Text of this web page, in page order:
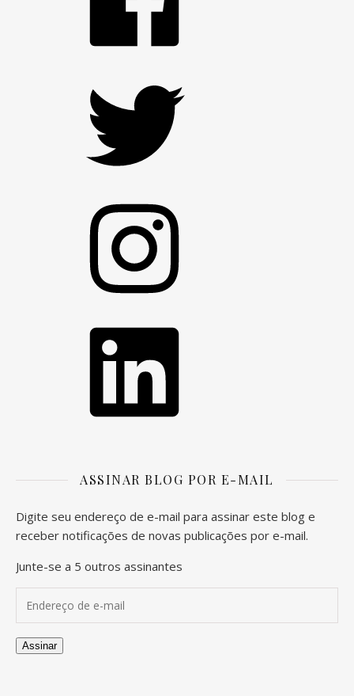
ASSINAR BLOG POR E-MAIL
Digite seu endereço de e-mail para assinar este blog e
receber notificações de novas publicações por e-mail.
Junte-se a 5 outros assinantes
Endereço de e-mail
Assinar